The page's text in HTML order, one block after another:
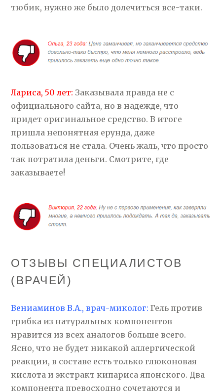
тюбик, нужно же было долечиться все-таки.
Лариса, 50 лет: Заказывала правда не с
официального сайта, но в надежде, что
придет оригинальное средство. В итоге
пришла непонятная ерунда, даже
пользоваться не стала. Очень жаль, что просто
так потратила деньги. Смотрите, где
заказываете!
ОТЗЫВЫ СПЕЦИАЛИСТОВ
(ВРАЧЕЙ)
Вениаминов В.А., врач-миколог: Гель против
грибка из натуральных компонентов
нравится из всех аналогов больше всего.
Ясно, что не будет никакой аллергической
реакции, в составе есть только глюконовая
кислота и экстракт кипариса японского. Два
компонента превосходно сочетаются и